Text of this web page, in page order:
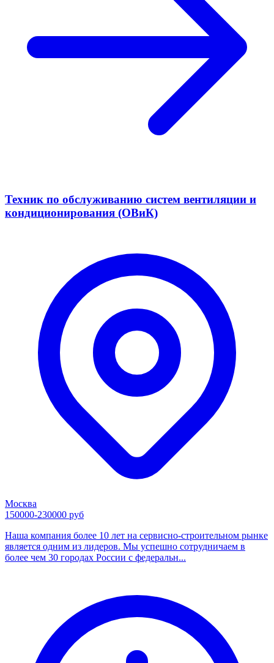
Техник по обслуживанию систем вентиляции и
кондиционирования (ОВиК)
Москва
150000-230000 руб
Наша компания более 10 лет на сервисно-строительном рынке
является одним из лидеров. Мы успешно сотрудничаем в
более чем 30 городах России с федеральн...